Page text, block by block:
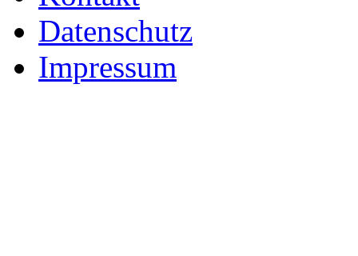
Datenschutz
Impressum